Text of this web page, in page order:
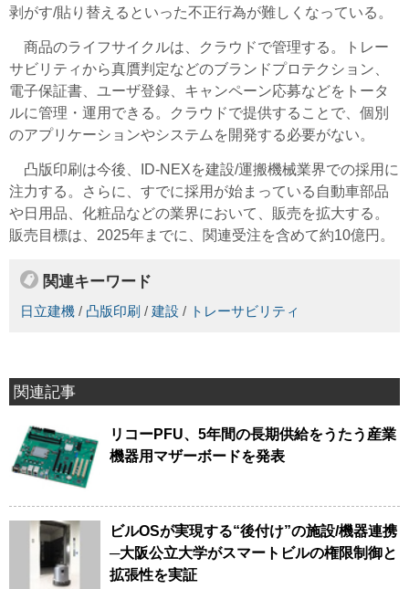
剥がす/貼り替えるといった不正行為が難しくなっている。
商品のライフサイクルは、クラウドで管理する。トレー
サビリティから真贋判定などのブランドプロテクション、
電子保証書、ユーザ登録、キャンペーン応募などをトータ
ルに管理・運用できる。クラウドで提供することで、個別
のアプリケーションやシステムを開発する必要がない。
凸版印刷は今後、ID-NEXを建設/運搬機械業界での採用に
注力する。さらに、すでに採用が始まっている自動車部品
や日用品、化粧品などの業界において、販売を拡大する。
販売目標は、2025年までに、関連受注を含めて約10億円。
関連キーワード
日立建機 / 凸版印刷 / 建設 / トレーサビリティ
関連記事
リコーPFU、5年間の長期供給をうたう産業
機器用マザーボードを発表
ビルOSが実現する“後付け”の施設/機器連携
─大阪公立大学がスマートビルの権限制御と
拡張性を実証